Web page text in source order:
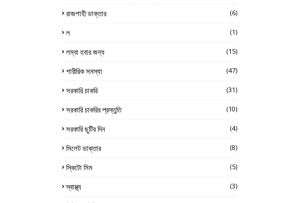
রাজশাহী ডাক্তার (6)
ল (1)
লম্বা হবার জন্য (15)
শারীরিক সমস্যা (47)
সরকারি চাকরি (31)
সরকারি চাকরির প্রস্তুতি (10)
সরকারি ছুটির দিন (4)
সিলেট ডাক্তার (8)
স্কিটো সিম (5)
স্বাস্থ্য (3)